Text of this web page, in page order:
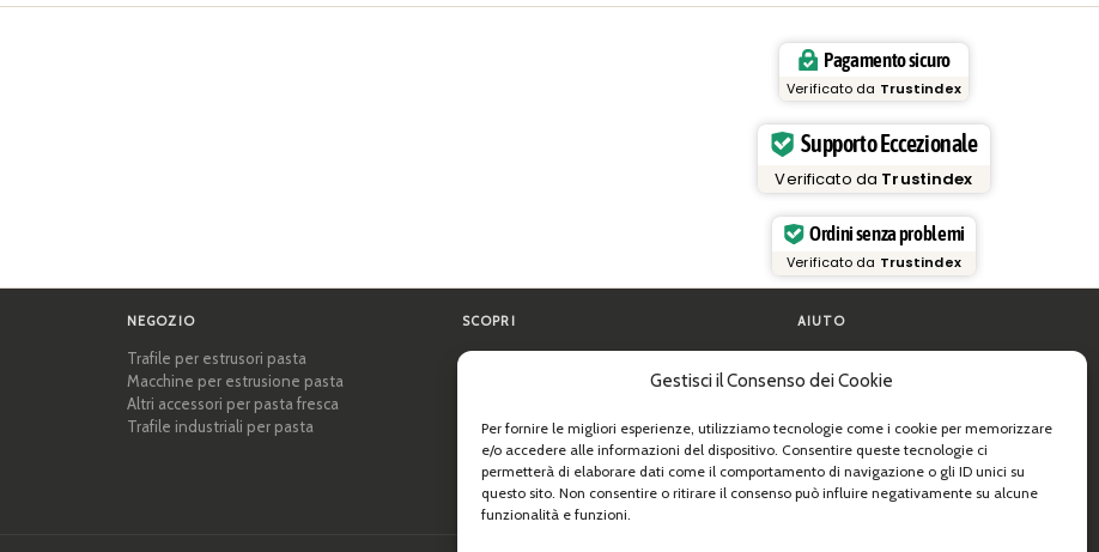
Gestisci il Consenso dei Cookie
Per fornire le migliori esperienze, utilizziamo tecnologie come i cookie per memorizzare
e/o accedere alle informazioni del dispositivo. Consentire queste tecnologie ci
permetterà di elaborare dati come il comportamento di navigazione o gli ID unici su
questo sito. Non consentire o ritirare il consenso può influire negativamente su alcune
funzionalità e funzioni.
Pagamento sicuro
Verificato da Trustindex
Supporto Eccezionale
Verificato da Trustindex
Ordini senza problemi
Verificato da Trustindex
NEGOZIO
Trafile per estrusori pasta
Macchine per estrusione pasta
Altri accessori per pasta fresca
Trafile industriali per pasta
SCOPRI
Certificazioni
Ricette
Professionisti e B2B
Chi siamo
AIUTO
FAQ e supporto
Contattaci
Info spedizioni
Resi